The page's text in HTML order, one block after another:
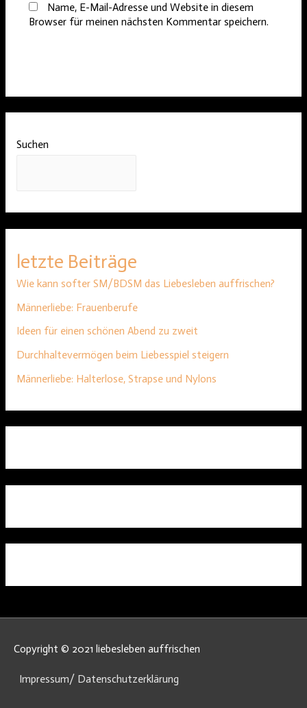
Name, E-Mail-Adresse und Website in diesem
Browser für meinen nächsten Kommentar speichern.
Suchen
letzte Beiträge
Wie kann softer SM/BDSM das Liebesleben auffrischen?
Männerliebe: Frauenberufe
Ideen für einen schönen Abend zu zweit
Durchhaltevermögen beim Liebesspiel steigern
Männerliebe: Halterlose, Strapse und Nylons
Copyright © 2021 liebesleben auffrischen
Impressum/ Datenschutzerklärung